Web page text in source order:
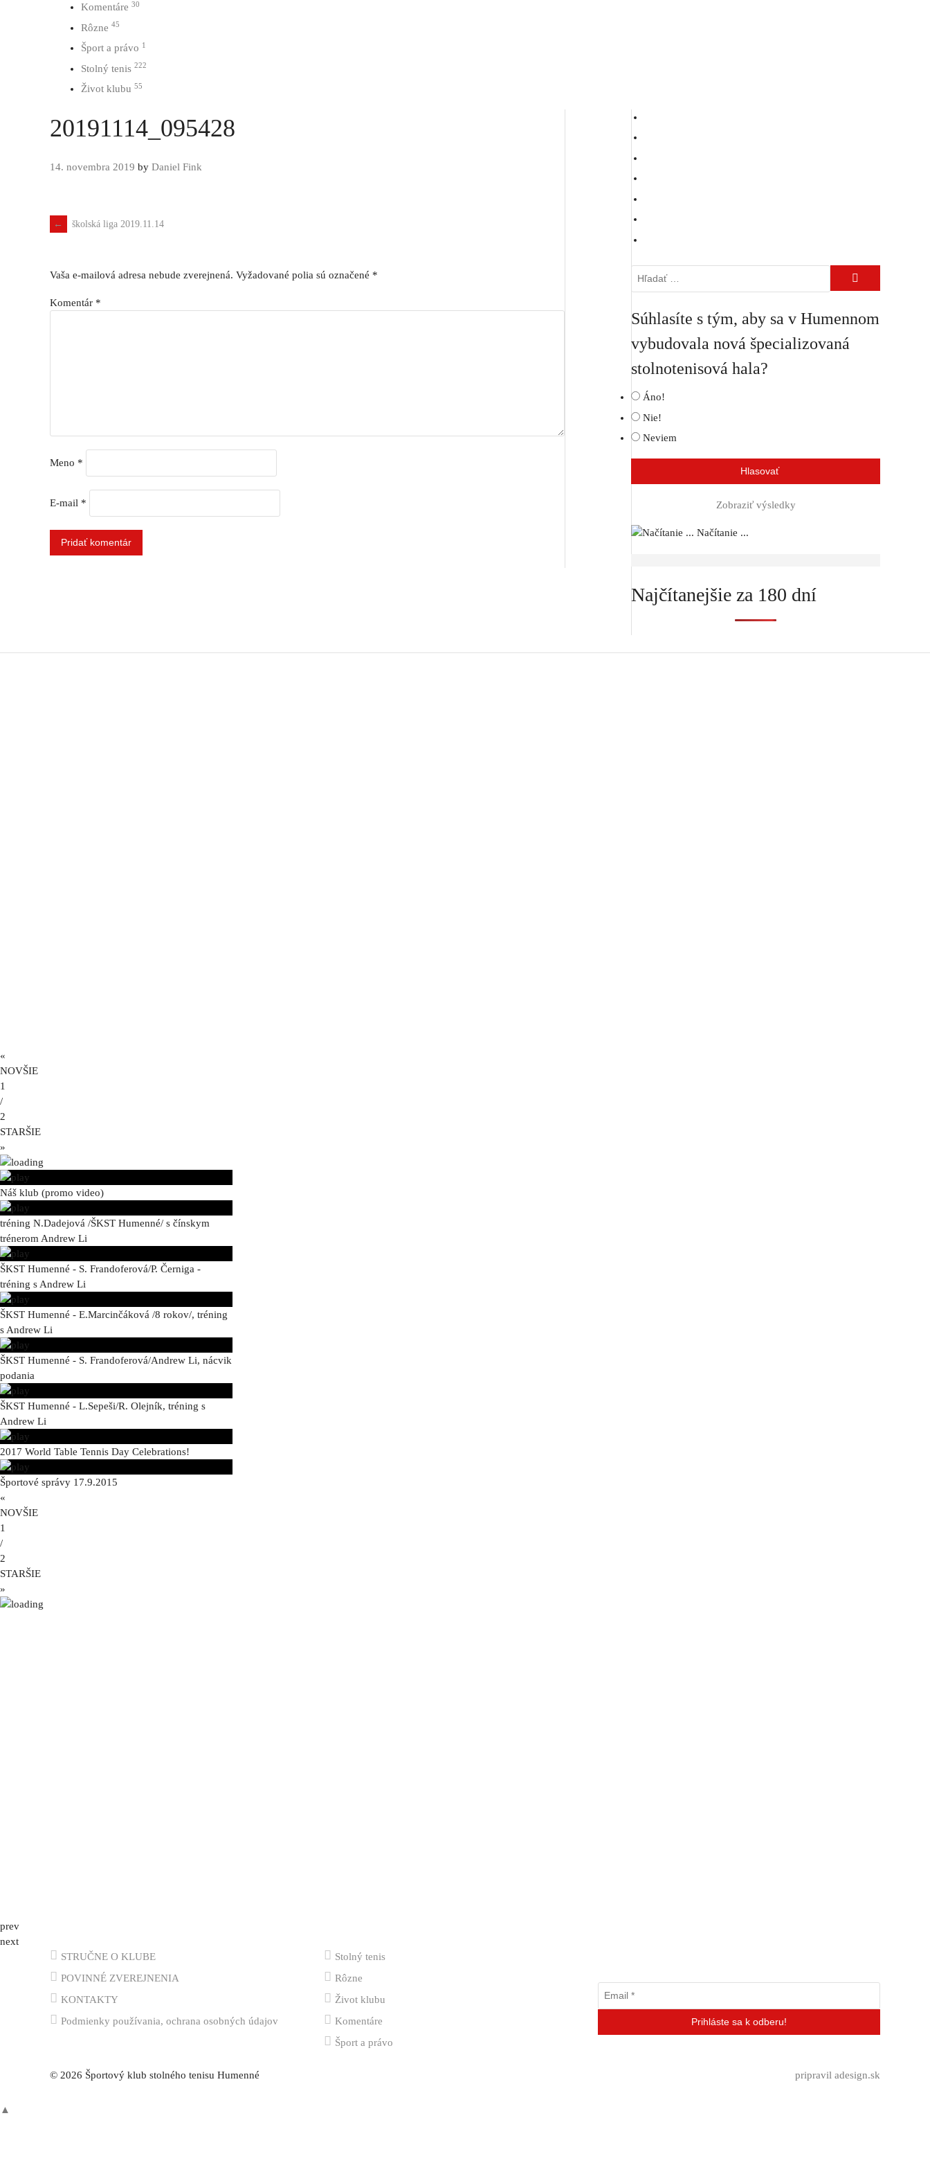
Komentáre 30
Rôzne 45
Šport a právo 1
Stolný tenis 222
Život klubu 55
20191114_095428
14. novembra 2019 by Daniel Fink
Navigácia
príspevku
← školská liga 2019.11.14
Vaša e-mailová adresa nebude zverejnená. Vyžadované polia sú označené *
Komentár *
Meno *
E-mail *
Hľadať:
Súhlasíte s tým, aby sa v Humennom
vybudovala nová špecializovaná
stolnotenisová hala?
Áno!
Nie!
Neviem
Zobraziť výsledky
Načítanie ...
Najčítanejšie za 180 dní
«
NOVŠIE
1
/
2
STARŠIE
»
Náš klub (promo video)
tréning N.Dadejová /ŠKST Humenné/ s čínskym
trénerom Andrew Li
ŠKST Humenné - S. Frandoferová/P. Černiga -
tréning s Andrew Li
ŠKST Humenné - E.Marcinčáková /8 rokov/, tréning
s Andrew Li
ŠKST Humenné - S. Frandoferová/Andrew Li, nácvik
podania
ŠKST Humenné - L.Sepeši/R. Olejník, tréning s
Andrew Li
2017 World Table Tennis Day Celebrations!
Športové správy 17.9.2015
«
NOVŠIE
1
/
2
STARŠIE
»
prev
next
STRUČNE O KLUBE
POVINNÉ ZVEREJNENIA
KONTAKTY
Podmienky používania, ochrana osobných údajov
Stolný tenis
Rôzne
Život klubu
Komentáre
Šport a právo
© 2026 Športový klub stolného tenisu Humenné pripravil adesign.sk
▲